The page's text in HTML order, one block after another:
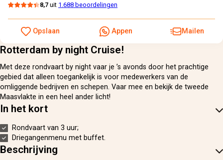
Rotterdam by night Cruise!
Met deze rondvaart by night vaar je ’s avonds door het prachtige
gebied dat alleen toegankelijk is voor medewerkers van de
omliggende bedrijven en schepen. Vaar mee en bekijk de tweede
Maasvlakte in een heel ander licht!
In het kort
Rondvaart van 3 uur;
Driegangenmenu met buffet.
Beschrijving
8,7 uit 1.688 beoordelingen
Opslaan Appen Mailen